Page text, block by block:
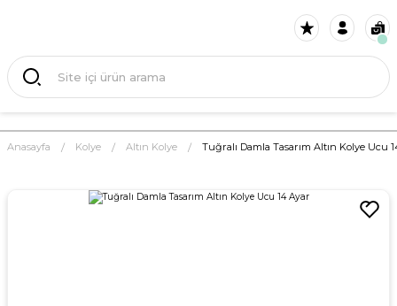
Anasayfa Kolye Altın Kolye Tuğralı Damla Tasarım Altın Kolye Ucu